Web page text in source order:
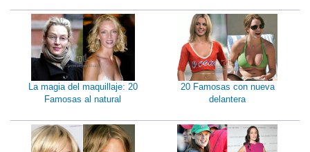
La magia del maquillaje: 20
Famosas al natural
20 Famosas con nueva
delantera